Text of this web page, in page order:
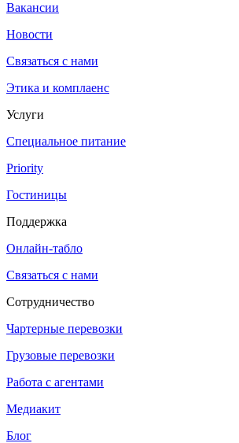
Вакансии
Новости
Связаться с нами
Этика и комплаенс
Услуги
Специальное питание
Priority
Гостиницы
Поддержка
Онлайн-табло
Связаться с нами
Сотрудничество
Чартерные перевозки
Грузовые перевозки
Работа с агентами
Медиакит
Блог